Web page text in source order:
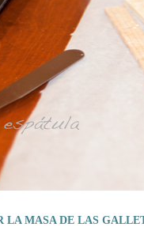
LA MASA DE LAS